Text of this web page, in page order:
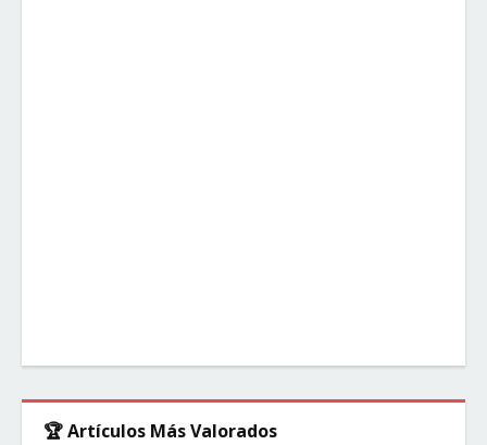
🏆 Artículos Más Valorados